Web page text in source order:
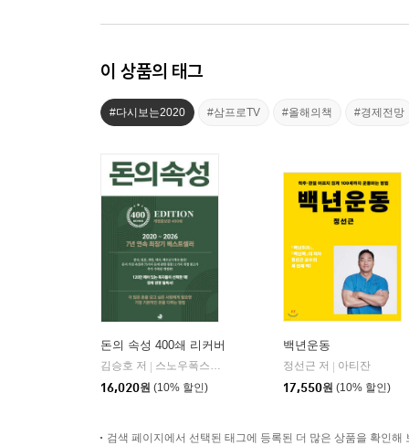
이 상품의 태그
#다시보는2020 #삼프로TV #올해의책 #경제전망
돈의 속성 400쇄 리커버
김승호 저
스노우폭스북스
16,020원 (10% 할인)
백년운동
정선근 저
아티잔
17,550원 (10% 할인)
검색 페이지에서 선택된 태그에 등록된 더 많은 상품을 확인해